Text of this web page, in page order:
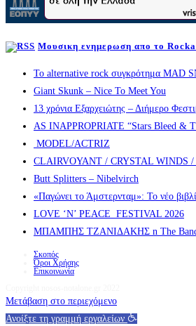
Μουσικη ενημερωση απο το
Το alternative rock συγκρότημα MAD
Giant Skunk – Nice To Meet You
13 χρόνια Εξαρχειώτης – Διήμερο
AS INAPPROPRIATE “Stars Bleed &
MODEL/ACTRIZ
CLAIRVOYANT / CRYSTAL WINDS
Butt Splitters – Nibelvirch
«Παγώνει το Άμστερνταμ»: Το νέο
LOVE ‘N’ PEACE FESTIVAL 2026
ΜΠΑΜΠΗΣ ΤΖΑΝΙΔΑΚΗΣ n The Band
Σκοπός
Όροι Χρήσης
Επικοινωνία
Μετάβαση στο περιεχόμενο
Ανοίξτε τη γραμμή εργαλείων